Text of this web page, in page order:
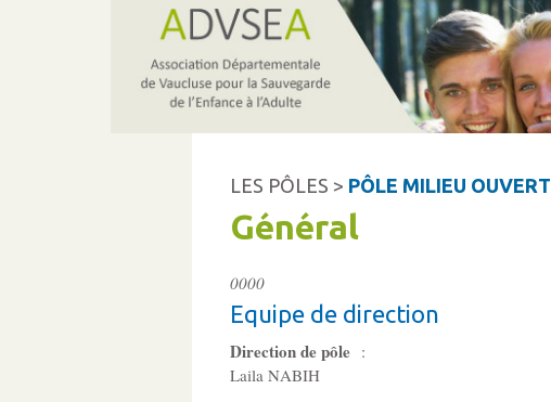
LES PÔLES > PÔLE MILIEU OUVERT
Général
0000
Equipe de direction
Direction de pôle :
Laila NABIH